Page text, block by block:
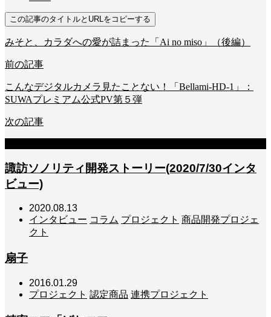
この記事のタイトルとURLをコピーする
みそと、カラダへの愛が詰まった「Ai no miso」（後編）
前の記事
こんなデジタルカメラ見たことない！「Bellami-HD-1」：
SUWAプレミアム公式PV第５弾
次の記事
諏訪ソノリティ開発ストーリー(2020/7/30インタ
ビュー)
2020.08.13
インタビュー コラム プロジェクト 商品開発プロジェ
クト
扇子
2016.01.29
プロジェクト 認定商品 連携プロジェクト